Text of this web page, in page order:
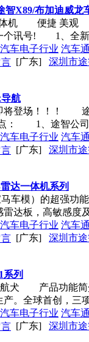
智X89/布加迪威龙
机 便捷 美观 途
个讯号! 1、全
汽车电子行业 汽车
[广东]
深圳市
航
登场！！！ 途
： 1、途智公司
汽车电子行业 汽车
[广东]
深圳市
达一体机系列
模）的超强功
雷达板，高敏感度
汽车电子行业 汽车
[广东]
深圳市
系列
犬 产品功能简
产。全球首创，三
汽车电子行业 汽车
[广东]
深圳市